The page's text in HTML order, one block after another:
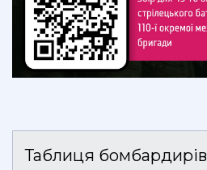
Таблиця бомбардирів